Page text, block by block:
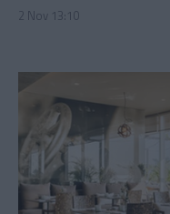
2 Nov 13:10